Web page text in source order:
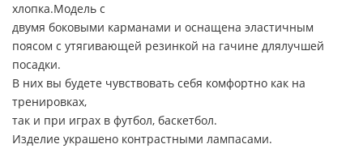
хлопка.Модель с
двумя боковыми карманами и оснащена эластичным
поясом с утягивающей резинкой на гачине длялучшей
посадки.
В них вы будете чувствовать себя комфортно как на
тренировках,
так и при играх в футбол, баскетбол.
Изделие украшено контрастными лампасами.